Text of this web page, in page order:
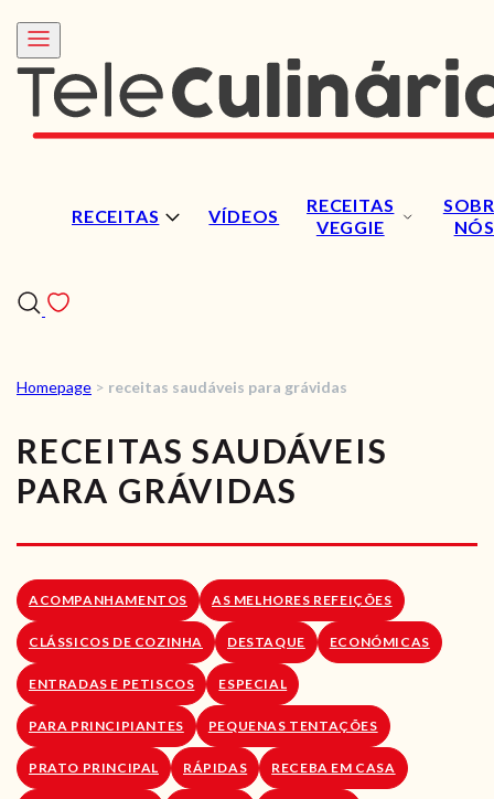
RECEITAS VÍDEOS
RECEITAS
VEGGIE
NÓS
RECEITAS
VÍDEOS
RECEITAS VEGGIE
LOJA ONLINE
BLOG
Homepage > receitas saudáveis para grávidas
RECEITAS SAUDÁVEIS
PARA GRÁVIDAS
ACOMPANHAMENTOS AS MELHORES REFEIÇÕES
CLÁSSICOS DE COZINHA DESTAQUE ECONÓMICAS
ENTRADAS E PETISCOS ESPECIAL
PARA PRINCIPIANTES PEQUENAS TENTAÇÕES
PRATO PRINCIPAL RÁPIDAS RECEBA EM CASA